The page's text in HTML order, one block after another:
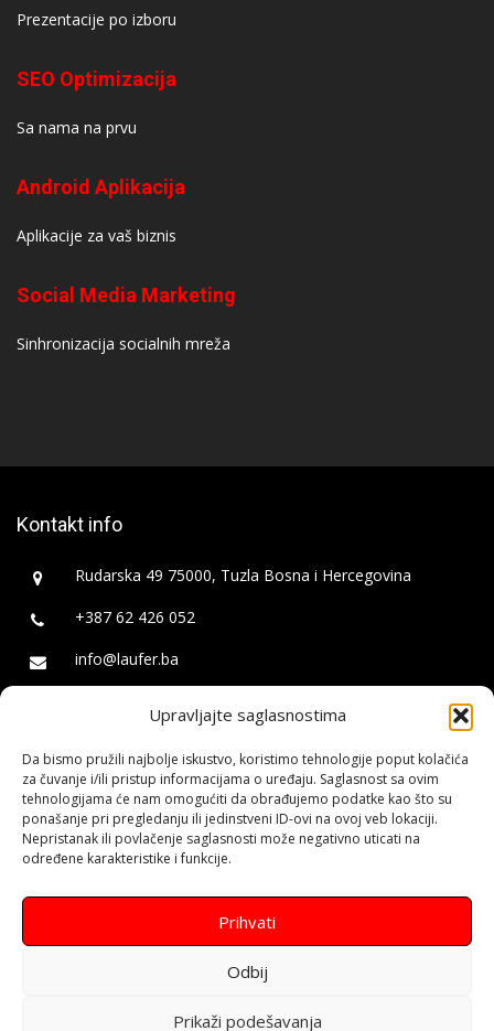
Upravljajte saglasnostima
Da bismo pružili najbolje iskustvo, koristimo tehnologije poput kolačića
za čuvanje i/ili pristup informacijama o uređaju. Saglasnost sa ovim
tehnologijama će nam omogućiti da obrađujemo podatke kao što su
ponašanje pri pregledanju ili jedinstveni ID-ovi na ovoj veb lokaciji.
Nepristanak ili povlačenje saglasnosti može negativno uticati na
određene karakteristike i funkcije.
Prihvati
Odbij
Prikaži podešavanja
Prezentacije po izboru
SEO Optimizacija
Sa nama na prvu
Android Aplikacija
Aplikacije za vaš biznis
Social Media Marketing
Sinhronizacija socialnih mreža
Kontakt info
Rudarska 49 75000, Tuzla Bosna i Hercegovina
+387 62 426 052
info@laufer.ba
Izrada web stranica za mala, srednja i velika preduzeća kao i za
javne ličnosti. Izrada Web Shopa - Online trgovine. Logo dizajn i
brendiranje. Izrada Android aplikacija. SEO optimizacija web
stranica i rangiranje na Google pretraživaču. Social Media